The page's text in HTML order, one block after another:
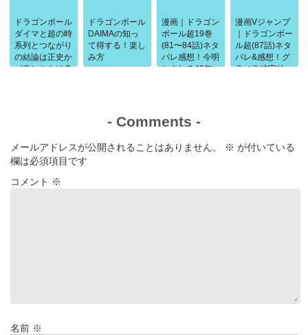
ドラゴンボール
ダイマと超の時
系列とつながり
の結論は正史か
パラレルかは条
ドラゴンボール
DAIMAの知っ
て得する！楽し
み方
漫画｜ドラゴン
ボール超19巻
(81〜84話)ネタ
バレ感想！今明
かされる40年
漫画Vジャンプ
｜ドラゴンボー
ル超(87話)ネタ
バレ&感想！グ
ラノラ編完結
- Comments -
メールアドレスが公開されることはありません。 ※ が付いている
欄は必須項目です
コメント ※
名前 ※